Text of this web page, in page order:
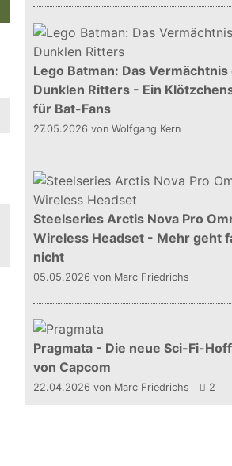
Lego Batman: Das Vermächtnis
Dunklen Ritters - Ein
für Bat-Fans
27.05.2026 von Wolfgang Kern
Steelseries Arctis Nova Pro
Wireless Headset - Mehr geht
nicht
05.05.2026 von Marc Friedrichs
Pragmata - Die neue Sci-Fi-
von Capcom
22.04.2026 von Marc Friedrichs 2